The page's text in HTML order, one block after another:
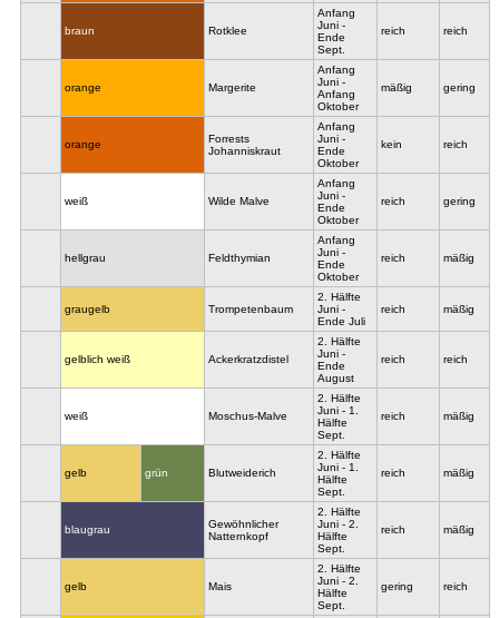
braun Rotklee
Anfang
Juni -
Ende
Sept.
reich reich
orange Margerite
Anfang
Juni -
Anfang
Oktober
mäßig gering
orange
Forrests
Johanniskraut
Anfang
Juni -
Ende
Oktober
kein reich
weiß Wilde Malve
Anfang
Juni -
Ende
Oktober
reich gering
hellgrau Feldthymian
Anfang
Juni -
Ende
Oktober
reich mäßig
graugelb Trompetenbaum
2. Hälfte
Juni -
Ende Juli
reich mäßig
gelblich weiß Ackerkratzdistel
2. Hälfte
Juni -
Ende
August
reich reich
weiß Moschus-Malve
2. Hälfte
Juni - 1.
Hälfte
Sept.
reich mäßig
gelb grün Blutweiderich
2. Hälfte
Juni - 1.
Hälfte
Sept.
reich mäßig
blaugrau
Gewöhnlicher
Natternkopf
2. Hälfte
Juni - 2.
Hälfte
Sept.
reich mäßig
gelb Mais
2. Hälfte
Juni - 2.
Hälfte
Sept.
gering reich